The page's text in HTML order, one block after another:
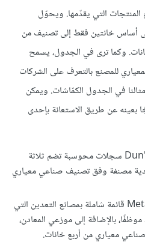
التي يقدّمها. ويحوّل
على أساس خانتين فقط إلى تصنيف من
وكما ترى في الجدول، يسمح
للمصنع بالتعرف على الشركات
في الجدول الكمّاشات. ويمكن
بعينه عن طريق الاستعانة بإحدى
Dun's Market Identifiers سجلات محوسبة تضم ثلاثة
مصنفة وفق تصنيف صناعي معياري
Metalworking Directory قائمة شاملة بمصانع التعدين التي
يزيد عدد موظفيها عن 20 موظفًا، بالإضافة إلى موزعي المعادن،
معياري من أربع خانات.